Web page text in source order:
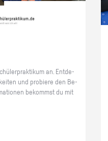
an. Ent­de­
und pro­bie­re den Be­
be­kommst du mit